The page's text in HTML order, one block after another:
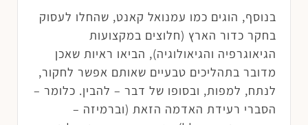
בנוסף, הוגים כמו עמנואל קאנט, שהחלו לעסוק
בחקר כדור הארץ (חלוצים במקצועות
הגיאוגרפיה והגיאולוגיה), הביאו ראיות שאכן
מדובר בתהליכים טבעיים שאותם אפשר לחקור,
לנתח, למפות, ובסופו של דבר – להבין. כלומר –
הסברי רעידת האדמה הזאת (וברמיזה –